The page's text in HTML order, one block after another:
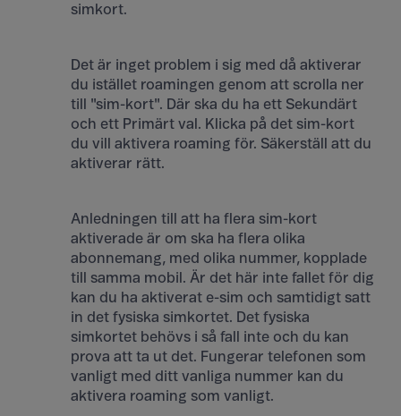
simkort.
Det är inget problem i sig med då aktiverar
du istället roamingen genom att scrolla ner
till "sim-kort". Där ska du ha ett Sekundärt
och ett Primärt val. Klicka på det sim-kort
du vill aktivera roaming för. Säkerställ att du
aktiverar rätt.
Anledningen till att ha flera sim-kort
aktiverade är om ska ha flera olika
abonnemang, med olika nummer, kopplade
till samma mobil. Är det här inte fallet för dig
kan du ha aktiverat e-sim och samtidigt satt
in det fysiska simkortet. Det fysiska
simkortet behövs i så fall inte och du kan
prova att ta ut det. Fungerar telefonen som
vanligt med ditt vanliga nummer kan du
aktivera roaming som vanligt.